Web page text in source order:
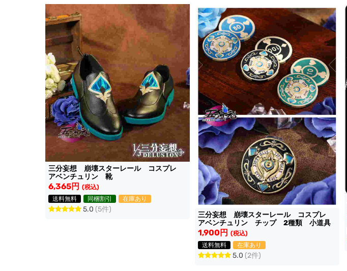
三分妄想 崩壊スターレール コスプレ
アベンチュリン 靴
6,365円 (税込)
送料無料
同梱割引 在庫あり
5.0 (5件)
三分妄想 崩壊スターレール コスプレ
アベンチュリン チップ 2種類 小道具
1,900円 (税込)
送料無料
在庫あり
5.0 (2件)